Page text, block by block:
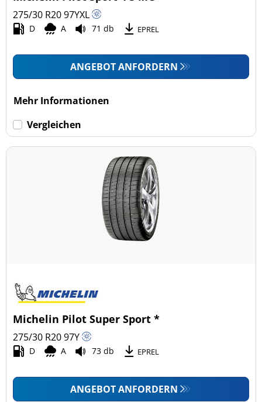
275/30 R2097YXL
D A 71 db EPREL
ANGEBOT ANFORDERN
Mehr Informationen
Vergleichen
Michelin Pilot Super Sport *
275/30 R2097Y
D A 73 db EPREL
ANGEBOT ANFORDERN